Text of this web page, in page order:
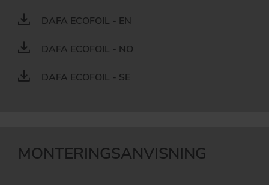
DAFA ECOFOIL - EN
DAFA ECOFOIL - NO
DAFA ECOFOIL - SE
MONTERINGSANVISNING